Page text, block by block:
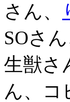
さん、
SOさ
生獣さ
ん、コ